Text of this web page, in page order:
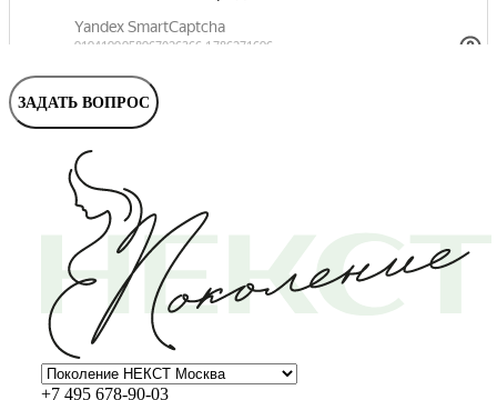
ЗАДАТЬ ВОПРОС
+7 495 678-90-03